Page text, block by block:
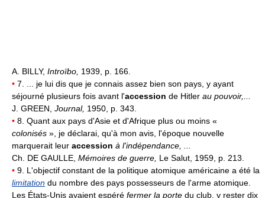
A. BILLY, Introïbo, 1939, p. 166.
• 7. ... je lui dis que je connais assez bien son pays, y ayant
séjourné plusieurs fois avant l'accession de Hitler au pouvoir,...
J. GREEN, Journal, 1950, p. 343.
• 8. Quant aux pays d'Asie et d'Afrique plus ou moins «
colonisés », je déclarai, qu'à mon avis, l'époque nouvelle
marquerait leur accession à l'indépendance, ...
Ch. DE GAULLE, Mémoires de guerre, Le Salut, 1959, p. 213.
• 9. L'objectif constant de la politique atomique américaine a été la
limitation du nombre des pays possesseurs de l'arme atomique.
Les États-Unis avaient espéré fermer la porte du club, y rester dix